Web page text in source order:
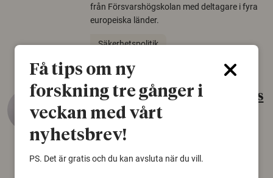
från Försvarshögskolan med deltagare i fyra
europeiska länder.
Säkerhetspolitik
Gammalt skinn var Sveriges
äldsta sko
22 juni 2026
Det som arkeologer länge trodde var en
Få tips om ny
forskning tre gånger i
veckan med vårt
nyhetsbrev!
PS. Det är gratis och du kan avsluta när du vill.